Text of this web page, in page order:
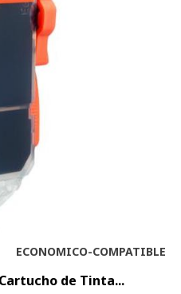
ECONOMICO-COMPATIBLE
de Tinta...